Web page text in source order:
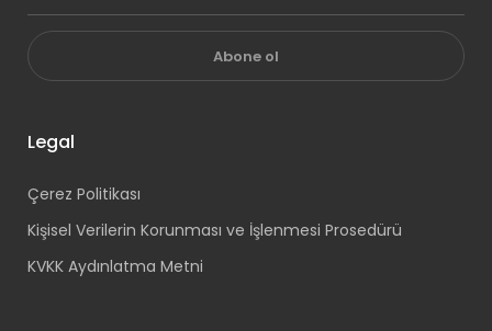
Abone ol
Legal
Çerez Politikası
Kişisel Verilerin Korunması ve İşlenmesi Prosedürü
KVKK Aydınlatma Metni